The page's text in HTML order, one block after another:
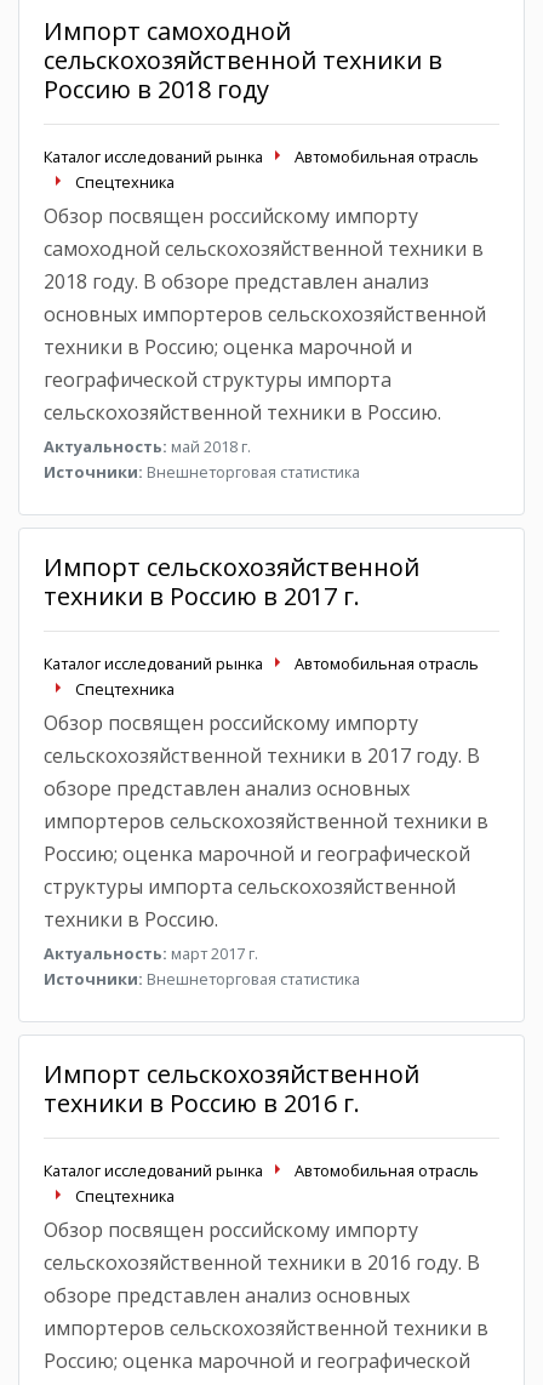
Импорт самоходной
сельскохозяйственной техники в
Россию в 2018 году
Каталог исследований рынка
Автомобильная отрасль
Спецтехника
Обзор посвящен российскому импорту
самоходной сельскохозяйственной техники в
2018 году. В обзоре представлен анализ
основных импортеров сельскохозяйственной
техники в Россию; оценка марочной и
географической структуры импорта
сельскохозяйственной техники в Россию.
Актуальность: май 2018 г.
Источники: Внешнеторговая статистика
Импорт сельскохозяйственной
техники в Россию в 2017 г.
Каталог исследований рынка
Автомобильная отрасль
Спецтехника
Обзор посвящен российскому импорту
сельскохозяйственной техники в 2017 году. В
обзоре представлен анализ основных
импортеров сельскохозяйственной техники в
Россию; оценка марочной и географической
структуры импорта сельскохозяйственной
техники в Россию.
Актуальность: март 2017 г.
Источники: Внешнеторговая статистика
Импорт сельскохозяйственной
техники в Россию в 2016 г.
Каталог исследований рынка
Автомобильная отрасль
Спецтехника
Обзор посвящен российскому импорту
сельскохозяйственной техники в 2016 году. В
обзоре представлен анализ основных
импортеров сельскохозяйственной техники в
Россию; оценка марочной и географической